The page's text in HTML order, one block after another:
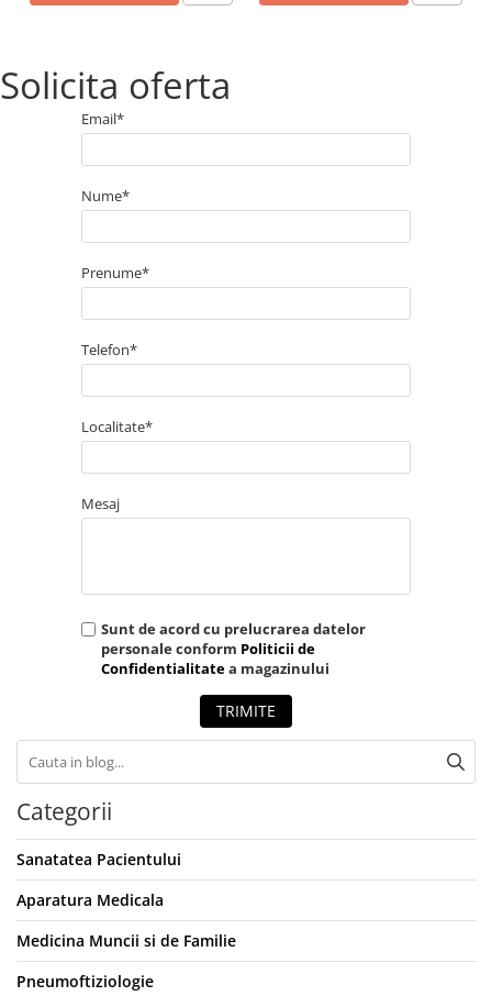
Solicita oferta
Email*
Nume*
Prenume*
Telefon*
Localitate*
Mesaj
Sunt de acord cu prelucrarea datelor
personale conform Politicii de
Confidentialitatea magazinului
TRIMITE
Categorii
Sanatatea Pacientului
Aparatura Medicala
Medicina Muncii si de Familie
Pneumoftiziologie